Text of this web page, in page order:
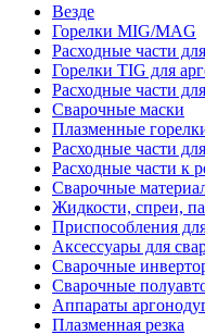
Везде
Горелки MIG/MAG
Расходные части
Горелки TIG для
Расходные части
Сварочные маски
Плазменные
Расходные части
Расходные части к
Сварочные
Жидкости, спреи,
Приспособления
Аксессуары для
Сварочные
Сварочные
Аппараты
Плазменная резка